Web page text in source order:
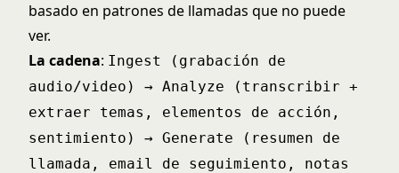
basado en patrones de llamadas que no puede
ver.
La cadena: Ingest (grabación de
audio/video) → Analyze (transcribir +
extraer temas, elementos de acción,
sentimiento) → Generate (resumen de
llamada, email de seguimiento, notas